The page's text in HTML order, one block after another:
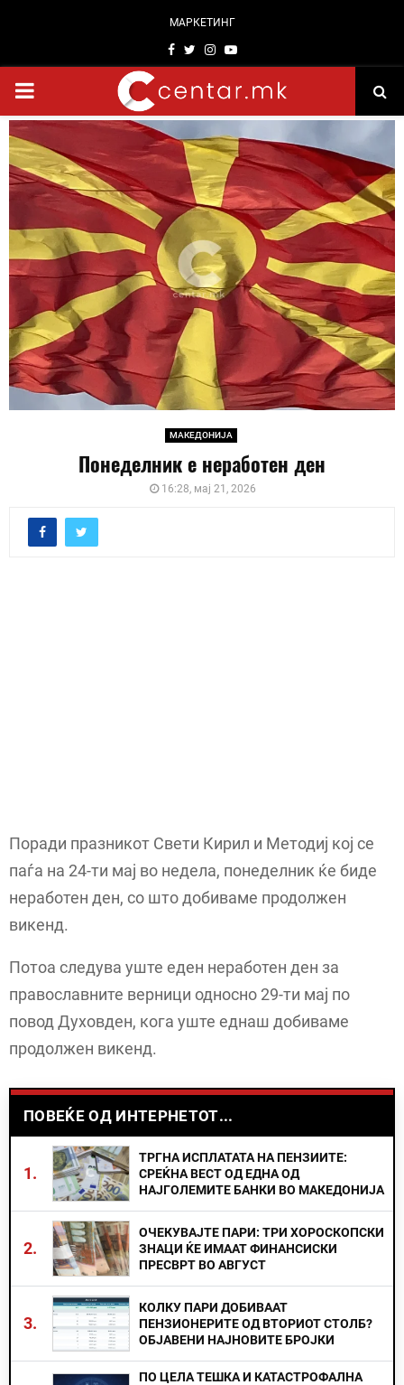
МАРКЕТИНГ
Facebook
TwitterInstagram
Youtube
PRIMARY
MENU
МАКЕДОНИЈА
Понеделник е неработен ден
16:28, мај 21, 2026
Поради празникот Свети Кирил и Методиј кој се
паѓа на 24-ти мај во недела, понеделник ќе биде
неработен ден, со што добиваме продолжен
викенд.
Потоа следува уште еден неработен ден за
православните верници односно 29-ти мај по
повод Духовден, кога уште еднаш добиваме
продолжен викенд.
ПОВЕЌЕ ОД ИНТЕРНЕТОТ...
1.
ТРГНА ИСПЛАТАТА НА ПЕНЗИИТЕ:
СРЕЌНА ВЕСТ ОД ЕДНА ОД
НАЈГОЛЕМИТЕ БАНКИ ВО МАКЕДОНИЈА
2.
ОЧЕКУВАЈТЕ ПАРИ: ТРИ ХОРОСКОПСКИ
ЗНАЦИ ЌЕ ИМААТ ФИНАНСИСКИ
ПРЕСВРТ ВО АВГУСТ
3.
КОЛКУ ПАРИ ДОБИВААТ
ПЕНЗИОНЕРИТЕ ОД ВТОРИОТ СТОЛБ?
ОБЈАВЕНИ НАЈНОВИТЕ БРОЈКИ
ПО ЦЕЛА ТЕШКА И КАТАСТРОФАЛНА